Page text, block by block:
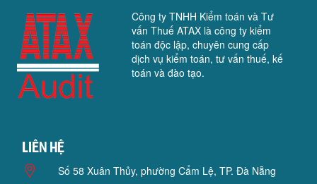
Công ty TNHH Kiểm toán và Tư
vấn Thuế ATAX là công ty kiểm
toán độc lập, chuyên cung cấp
dịch vụ kiểm toán, tư vấn thuế, kế
toán và đào tạo.
Liên hệ
Số 58 Xuân Thủy, phường Cẩm Lệ, TP. Đà Nẵng